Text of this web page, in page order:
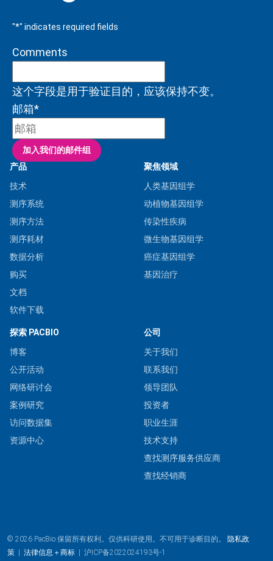
"*" indicates required fields
Comments
这个字段是用于验证目的，应该保持不变。
邮箱*
产品
技术
测序系统
测序方法
测序耗材
数据分析
购买
文档
软件下载
聚焦领域
人类基因组学
动植物基因组学
传染性疾病
微生物基因组学
癌症基因组学
基因治疗
探索 PACBIO
博客
公开活动
网络研讨会
案例研究
访问数据集
资源中心
公司
关于我们
联系我们
领导团队
投资者
职业生涯
技术支持
查找测序服务供应商
查找经销商
© 2026 PacBio.保留所有权利。仅供科研使用。不可用于诊断目的。 隐私政
策
法律信息＋商标 沪ICP备2022024193号-1